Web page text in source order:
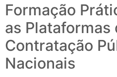
Formação
as Plataformas
Contratação
Nacionais